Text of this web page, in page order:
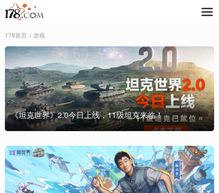
178首页 > 游戏
《坦克世界》2.0今日上线，11级坦克来临！